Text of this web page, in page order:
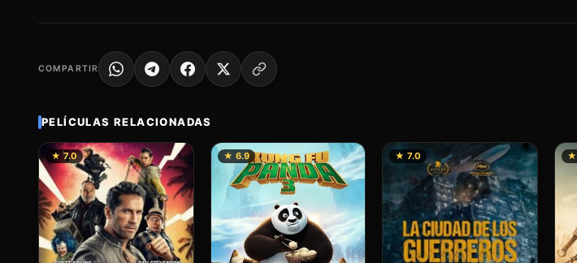
COMPARTIR
PELÍCULAS RELACIONADAS
★ 7.0 ★ 6.9 ★ 7.0 ★